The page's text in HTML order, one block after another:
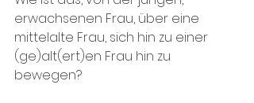
erwachsenen Frau, über eine
mittelalte Frau, sich hin zu einer
(ge)alt(ert)en Frau hin zu
bewegen?